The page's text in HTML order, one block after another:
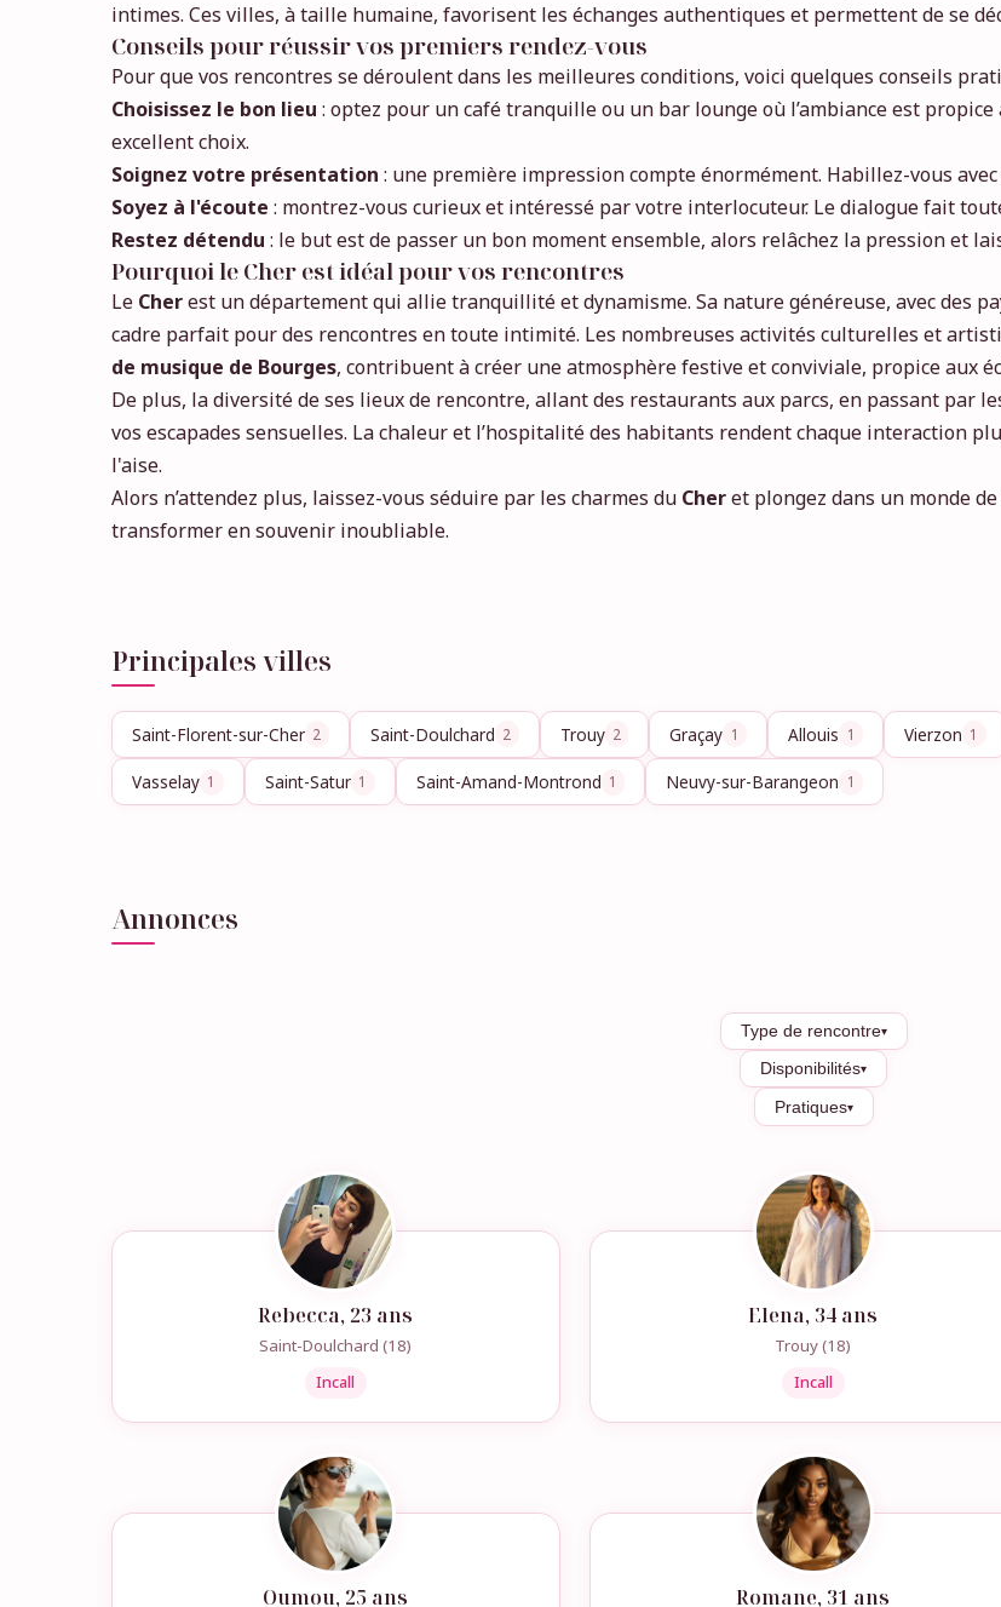
intimes. Ces villes, à taille humaine, favorisent les échanges authentiques et permettent de se
Conseils pour réussir vos premiers rendez-vous
Pour que vos rencontres se déroulent dans les meilleures conditions, voici quelques conseils
Choisissez le bon lieu : optez pour un café tranquille ou un bar lounge où l’ambiance est propice
excellent choix.
Soignez votre présentation : une première impression compte énormément. Habillez-vous
Soyez à l'écoute : montrez-vous curieux et intéressé par votre interlocuteur. Le dialogue fait
Restez détendu : le but est de passer un bon moment ensemble, alors relâchez la pression et
Pourquoi le Cher est idéal pour vos rencontres
Le Cherest un département qui allie tranquillité et dynamisme. Sa nature généreuse, avec des
cadre parfait pour des rencontres en toute intimité. Les nombreuses activités culturelles et
de musique de Bourges, contribuent à créer une atmosphère festive et conviviale, propice aux
De plus, la diversité de ses lieux de rencontre, allant des restaurants aux parcs, en passant par
vos escapades sensuelles. La chaleur et l’hospitalité des habitants rendent chaque interaction
l'aise.
Alors n’attendez plus, laissez-vous séduire par les charmes du Cheret plongez dans un monde
transformer en souvenir inoubliable.
Principales villes
Saint-Florent-sur-Cher 2 Saint-Doulchard 2 Trouy 2 Graçay 1 Allouis 1 Vierzon 1
Vasselay 1 Saint-Satur 1 Saint-Amand-Montrond 1 Neuvy-sur-Barangeon 1
Annonces
Type de rencontre▾
Disponibilités▾
Pratiques▾
Rebecca, 23 ans
Saint-Doulchard (18)
Incall
Elena, 34 ans
Trouy (18)
Incall
Oumou, 25 ans Romane, 31 ans